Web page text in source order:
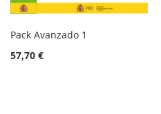
Pack Avanzado 1
57,70 €